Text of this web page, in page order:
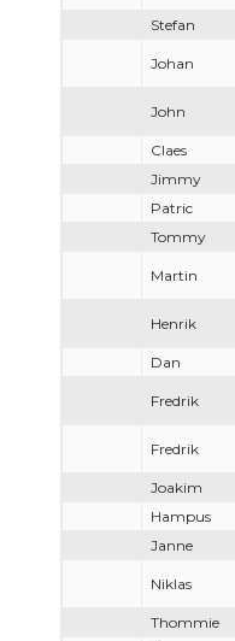
Stefan
Johan
John
Claes
Jimmy
Patric
Tommy
Martin
Henrik
Dan
Fredrik
Fredrik
Joakim
Hampus
Janne
Niklas
Thommie